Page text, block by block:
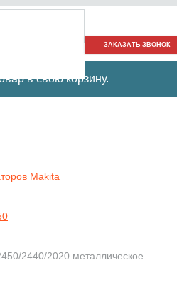
ЗАКАЗАТЬ ЗВОНОК
в свою корзину.
Makita
2440/2020 металлическое